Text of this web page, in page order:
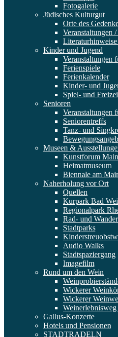
Fotogalerie
Jüdisches Kulturgut
Orte des
Veranstaltungen
Kinder und Jugend
Veranstaltungen
Ferienspiele
Ferienkalender
Kinder- und
Spiel- und
Senioren
Veranstaltungen
Seniorentreffs
Tanz- und
Museen &
Kunstforum
Heimatmuseum
Biennale am
Naherholung vor Ort
Quellen
Kurpark Bad
Regionalpark
Rad- und
Stadtparks
Audio Walks
Stadtspaziergang
Imagefilm
Rund um den Wein
Wickerer
Wickerer
Gallus-Konzerte
Hotels und Pensionen
STADTRADELN